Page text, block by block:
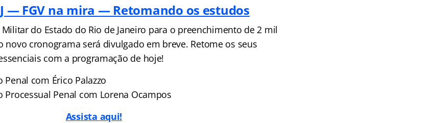
— FGV na mira — Retomando os estudos
do Estado do Rio de Janeiro para o preenchimento de 2 mil
novo cronograma será divulgado em breve. Retome os seus
com a programação de hoje!
com Érico Palazzo
Processual Penal com Lorena Ocampos
Assista aqui!